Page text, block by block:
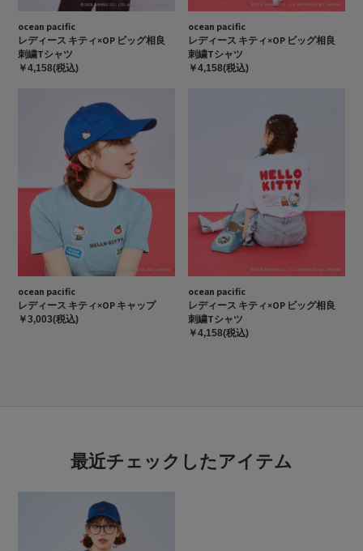
ocean pacific
レディース キティ×OP ビッグ相良
刺繍Tシャツ
￥4,158(税込)
ocean pacific
レディース キティ×OP ビッグ相良
刺繍Tシャツ
￥4,158(税込)
ocean pacific
レディース キティ×OP キャップ
￥3,003(税込)
ocean pacific
レディース キティ×OP ビッグ相良
刺繍Tシャツ
￥4,158(税込)
最近チェックしたアイテム